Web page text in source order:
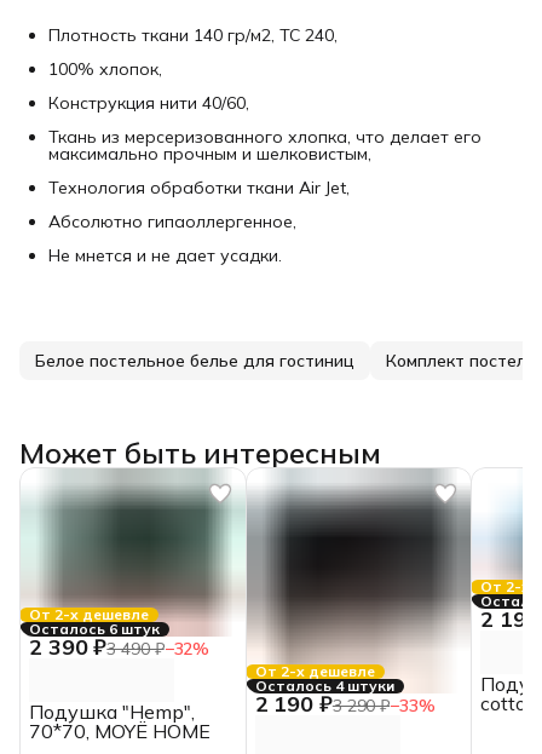
Плотность ткани 140 гр/м2, ТС 240,
100% хлопок,
Конструкция нити 40/60,
Ткань из мерсеризованного хлопка, что делает его
максимально прочным и шелковистым,
Технология обработки ткани Air Jet,
Абсолютно гипаоллергенное,
Не мнется и не дает усадки.
Белое постельное белье для гостиниц Комплект
Может быть интересным
От 2-х дешевле
Осталось 6 штук
2 390 ₽3 490 ₽−32%
Подушка "Hemp",
70*70, MOYЁ HOME
От 2-х дешевле
Осталось 4 штуки
2 190 ₽3 290 ₽−33%
От 2-х
2